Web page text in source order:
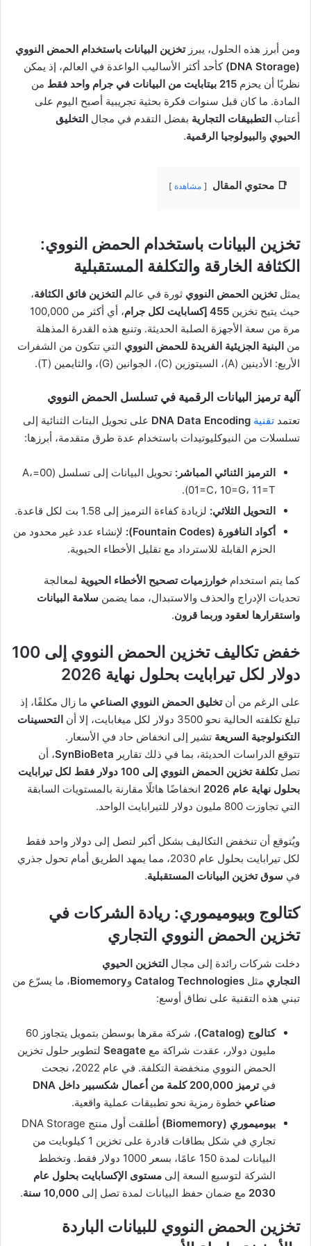
ومن أبرز هذه الحلول، يبرزتخزين البيانات باستخدام الحمض النووي
(DNA Storage)
كأحد أكثر الأساليب الواعدة في العالم، إذ يمكن
نظريًا أن يحزم 215 بيتابايت من البيانات في جرام واحد فقط
من
المادة. ما كان قبل سنوات فكرة بحثية تجريبية أصبح اليوم على
أعتاب التطبيقات التجارية بفضل التقدم في مجال التخليق
الحيوي والبيولوجيا الرقمية.
📑 محتوي المقال مشاهدة
تخزين البيانات باستخدام الحمض النووي:
الكثافة الخارقة والتكلفة المستقبلية
يمثلتخزين الحمض النووي ثورة في عالم التخزين فائق الكثافة،
حيث يتيح تخزين 455 إكسابايت لكل جرام
، أي أكثر من 100,000
مرة من سعة الأجهزة الصلبة الحديثة. وتنبع هذه القدرة المذهلة
من البنية الجزيئية الفريدة للحمض النووي التي تتكون من الشفرات
الأربع: الأدينين (A)، السيتوزين (C)، الجوانين (G)، والثايمين (T).
آلية ترميز البيانات الرقمية في تسلسل الحمض النووي
تعتمد تقنية DNA Data Encoding على تحويل البتات الثنائية إلى
تسلسلات من النيوكليوتيدات باستخدام عدة طرق متقدمة، أبرزها:
الترميز الثنائي المباشر:
تحويل البيانات إلى تسلسل (00=A،
01=C، 10=G، 11=T).
التحويل الثلاثي: لزيادة كفاءة الترميز إلى 1.58 بت لكل قاعدة.
أكواد النافورة (Fountain Codes):
لإنشاء عدد غير محدود من
الحزم القابلة للاسترداد مع تقليل الأخطاء الحيوية.
كما يتم استخدام خوارزميات تصحيح الأخطاء الحيوية لمعالجة
تحديات الإدراج والحذف والاستبدال، مما يضمن سلامة البيانات
واستقرارها لعقود وربما قرون.
خفض تكاليف تخزين الحمض النووي إلى 100
دولار لكل تيرابايت بحلول نهاية 2026
على الرغم من أنتخليق الحمض النووي الصناعي ما زال مكلفًا، إذ
تبلغ تكلفته الحالية نحو 3500 دولار لكل ميغابايت، إلا أن
التحسينات
التكنولوجية السريعة تشير إلى انخفاض حاد في الأسعار.
تتوقع الدراسات الحديثة، بما في ذلك تقارير SynBioBeta، أن
تصل
تكلفة تخزين الحمض النووي إلى 100 دولار فقط لكل تيرابايت
بحلول نهاية عام 2026
انخفاضًا هائلًا مقارنة بالمستويات السابقة
التي تجاوزت 800 مليون دولار للتيرابايت الواحد.
ويُتوقع أن تنخفض التكاليف بشكل أكبر لتصل إلى دولار واحد فقط
لكل تيرابايت بحلول عام 2030، مما يمهد الطريق أمام تحول جذري
في سوق تخزين البيانات المستقبلية.
كتالوج وبيوميموري: ريادة الشركات في
تخزين الحمض النووي التجاري
دخلت شركات رائدة إلى مجال التخزين الحيوي
التجاري مثل Catalog Technologies وBiomemory، ما يسرّع من
تبني هذه التقنية على نطاق أوسع:
كتالوج (Catalog)
، شركة مقرها بوسطن بتمويل يتجاوز 60
مليون دولار، عقدت شراكة مع Seagate لتطوير حلول تخزين
الحمض النووي منخفضة التكلفة. في عام 2022، نجحت
في
ترميز 200,000 كلمة من أعمال شكسبير داخل DNA
صناعي خطوة رمزية نحو تطبيقات عملية واقعية.
بيوميموري (Biomemory)
أطلقت أول منتج DNA Storage
تجاري في شكل بطاقات قادرة على تخزين 1 كيلوبايت من
البيانات لمدة 150 عامًا، بسعر 1000 دولار فقط. وتخطط
الشركة لتوسيع السعة إلى مستوى الإكسابايت بحلول عام
2030 مع ضمان حفظ البيانات لمدة تصل إلى 10,000 سنة .
تخزين الحمض النووي للبيانات الباردة